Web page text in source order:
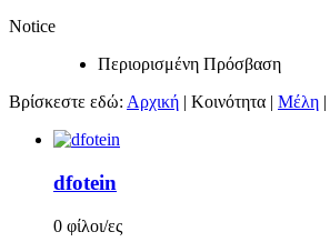
Notice
Περιορισμένη Πρόσβαση
Βρίσκεστε εδώ: Αρχική | Κοινότητα | Μέλη |
dfotein
0 φίλοι/ες